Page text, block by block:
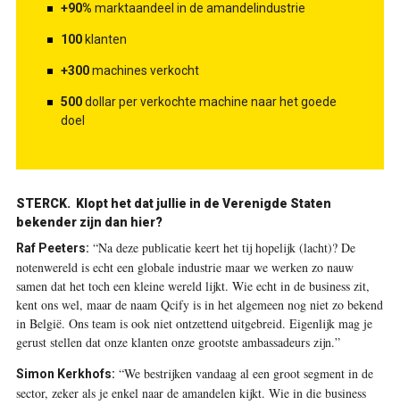
+90% marktaandeel in de amandelindustrie
100klanten
+300machines verkocht
500dollar per verkochte machine naar het goede
doel
STERCK. Klopt het dat jullie in de Verenigde Staten
bekender zijn dan hier?
Raf Peeters: “Na deze publicatie keert het tij hopelijk (lacht)? De
notenwereld is echt een globale industrie maar we werken zo nauw
samen dat het toch een kleine wereld lijkt. Wie echt in de business zit,
kent ons wel, maar de naam Qcify is in het algemeen nog niet zo bekend
in België. Ons team is ook niet ontzettend uitgebreid. Eigenlijk mag je
gerust stellen dat onze klanten onze grootste ambassadeurs zijn.”
Simon Kerkhofs: “We bestrijken vandaag al een groot segment in de
sector, zeker als je enkel naar de amandelen kijkt. Wie in die business